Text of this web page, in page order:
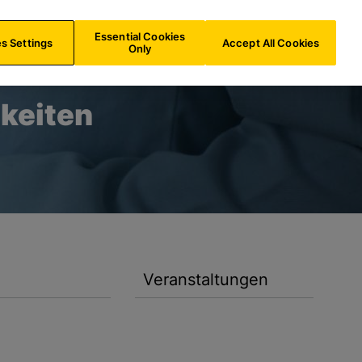
DE/DE
Veranstaltungen
Settings
Essential Cookies
Only
Accept All Cookies